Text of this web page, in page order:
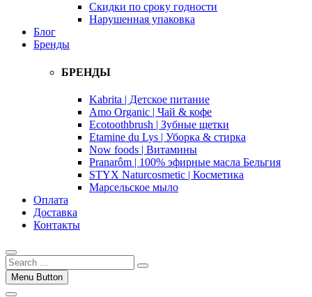
Скидки по сроку годности
Нарушенная упаковка
Блог
Бренды
БРЕНДЫ
Kabrita | Детское питание
Amo Organic | Чай & кофе
Ecotoothbrush | Зубные щетки
Etamine du Lys | Уборка & стирка
Now foods | Витамины
Pranarôm | 100% эфирные масла Бельгия
STYX Naturcosmetic | Косметика
Марсельское мыло
Оплата
Доставка
Контакты
Menu Button